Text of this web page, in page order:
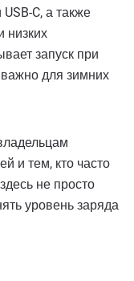
C, а также
низких
запуск при
важно для зимних
и тем, кто часто
не просто
уровень заряда